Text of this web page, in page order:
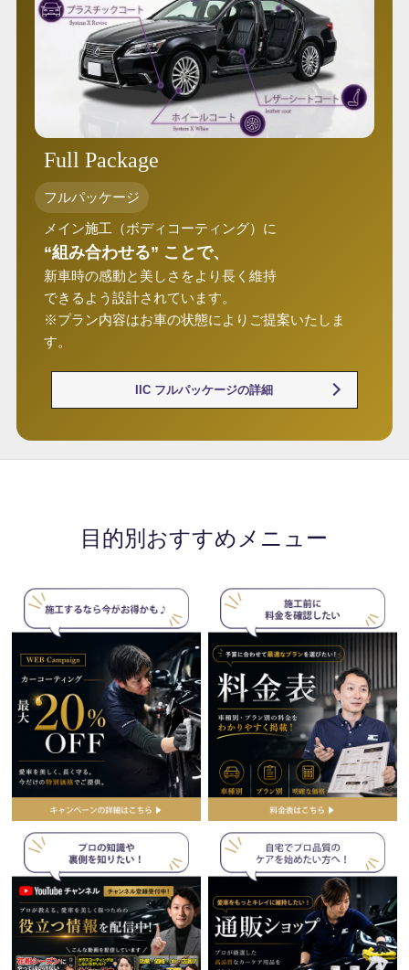
Full Package
フルパッケージ
メイン施工（ボディコーティング）に
“組み合わせる” ことで、
新車時の感動と美しさをより長く維持
できるよう設計されています。
※プラン内容はお車の状態によりご提案いたしま
す。
IIC フルパッケージの詳細
目的別おすすめメニュー